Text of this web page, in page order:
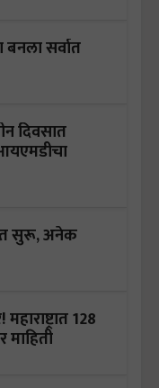
सर्वात
दिवसात
सुरू, अनेक
128
माहिती